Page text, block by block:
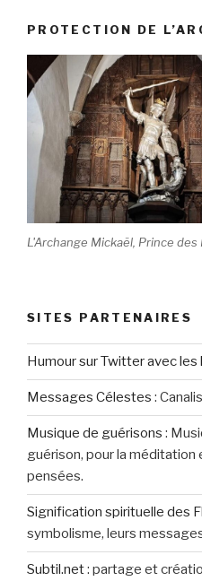
PROTECTION DE
L'Archange Mickaël, Prince
SITES PARTENAIRES
Humour sur Twitter avec les
Messages Célestes :
Musique de guérisons :
guérison, pour la
pensées.
Signification spirituelle des
symbolisme, leurs
Subtil.net: partage et